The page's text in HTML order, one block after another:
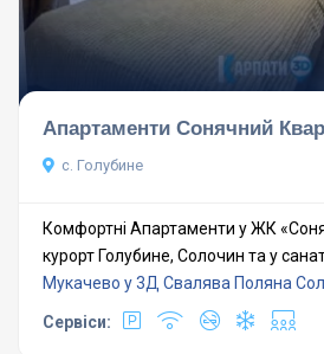
Апартаменти Сонячний
с. Голубине
Комфортні Апартаменти у ЖК
курорт Голубине, Солочин та у
Мукачево у 3Д Свалява Поляна
Сервіси: